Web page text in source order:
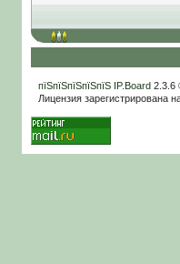
пїЅпїЅпїЅпїЅпїЅ IP.Board2.3.6
Лицензия зарегистрирована